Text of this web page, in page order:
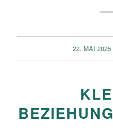
22. MAI 2025